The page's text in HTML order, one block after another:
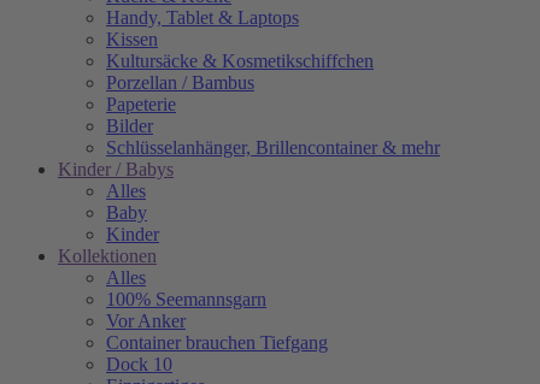
Handy, Tablet & Laptops
Kissen
Kultursäcke & Kosmetikschiffchen
Porzellan / Bambus
Papeterie
Bilder
Schlüsselanhänger, Brillencontainer & mehr
Kinder / Babys
Alles
Baby
Kinder
Kollektionen
Alles
100% Seemannsgarn
Vor Anker
Container brauchen Tiefgang
Dock 10